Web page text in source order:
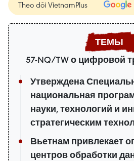
Theo dõi VietnamPlus
57-NQ/TW о цифровой
Утверждена
национальная
науки, технологий и
стратегическим
Вьетнам привлекает
центров обработки